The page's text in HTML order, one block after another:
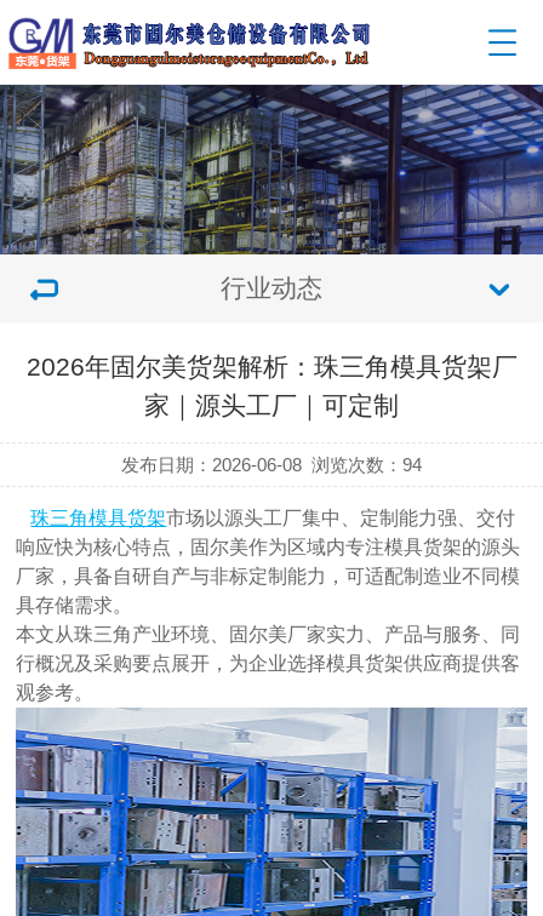
行业动态
2026年固尔美货架解析：珠三角模具货架厂
家｜源头工厂｜可定制
发布日期：2026-06-08 浏览次数：94
珠三角模具货架市场以源头工厂集中、定制能力强、交付
响应快为核心特点，固尔美作为区域内专注模具货架的源头
厂家，具备自研自产与非标定制能力，可适配制造业不同模
具存储需求。
本文从珠三角产业环境、固尔美厂家实力、产品与服务、同
行概况及采购要点展开，为企业选择模具货架供应商提供客
观参考。